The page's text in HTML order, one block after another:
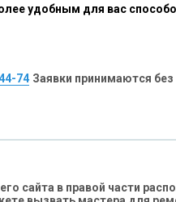
удобным для вас
74 Заявки принимаются
сайта в правой части